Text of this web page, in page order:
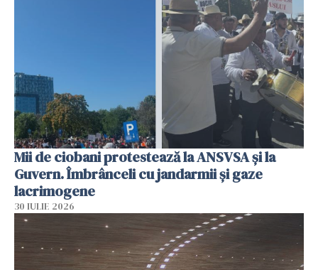
Mii de ciobani protestează la ANSVSA și la
Guvern. Îmbrânceli cu jandarmii și gaze
lacrimogene
30 IULIE 2026